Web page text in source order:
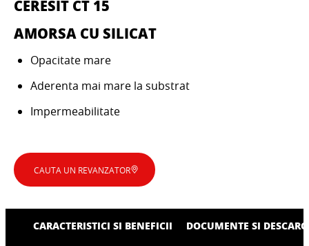
CERESIT CT 15
AMORSA CU SILICAT
Opacitate mare
Aderenta mai mare la substrat
Impermeabilitate
CAUTA UN REVANZATOR
CARACTERISTICI SI BENEFICII DOCUMENTE SI